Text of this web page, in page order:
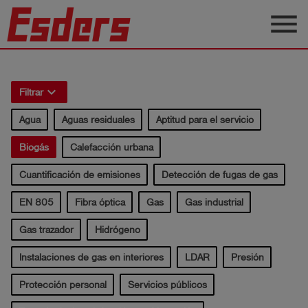
Blog
Aplicaciones
Soporte
Empresa
Contacto
Español
account_circle Iniciar
sesión
menu
Filtrarkeyboard_arrow_right
Agua Aguas residuales Aptitud para el servicio
Biogás Calefacción urbana
Cuantificación de emisiones Detección de fugas de gas
EN 805 Fibra óptica Gas Gas industrial
Gas trazador Hidrógeno
Instalaciones de gas en interiores LDAR Presión
Protección personal Servicios públicos